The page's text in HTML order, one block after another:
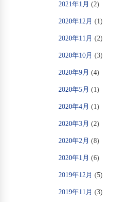
2021年1月 (2)
2020年12月 (1)
2020年11月 (2)
2020年10月 (3)
2020年9月 (4)
2020年5月 (1)
2020年4月 (1)
2020年3月 (2)
2020年2月 (8)
2020年1月 (6)
2019年12月 (5)
2019年11月 (3)